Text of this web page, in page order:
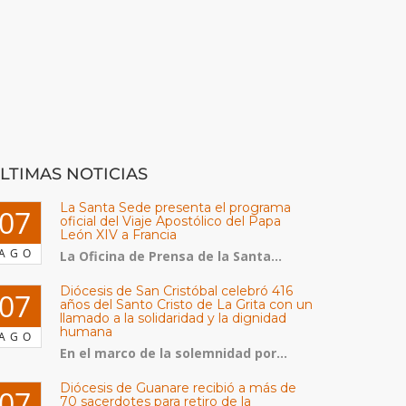
NOTICIAS
La Santa Sede presenta el programa
oficial del Viaje Apostólico del Papa
León XIV a Francia
La Oficina de Prensa de la Santa...
Diócesis de San Cristóbal celebró 416
años del Santo Cristo de La Grita con un
llamado a la solidaridad y la dignidad
humana
En el marco de la solemnidad por...
Diócesis de Guanare recibió a más de
70 sacerdotes para retiro de la